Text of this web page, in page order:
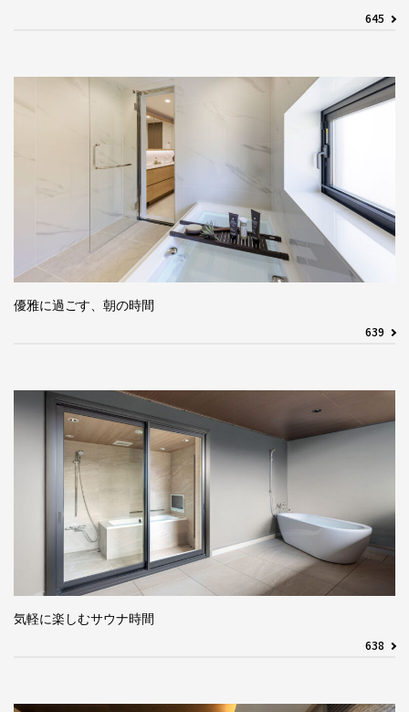
645
優雅に過ごす、朝の時間
639
気軽に楽しむサウナ時間
638